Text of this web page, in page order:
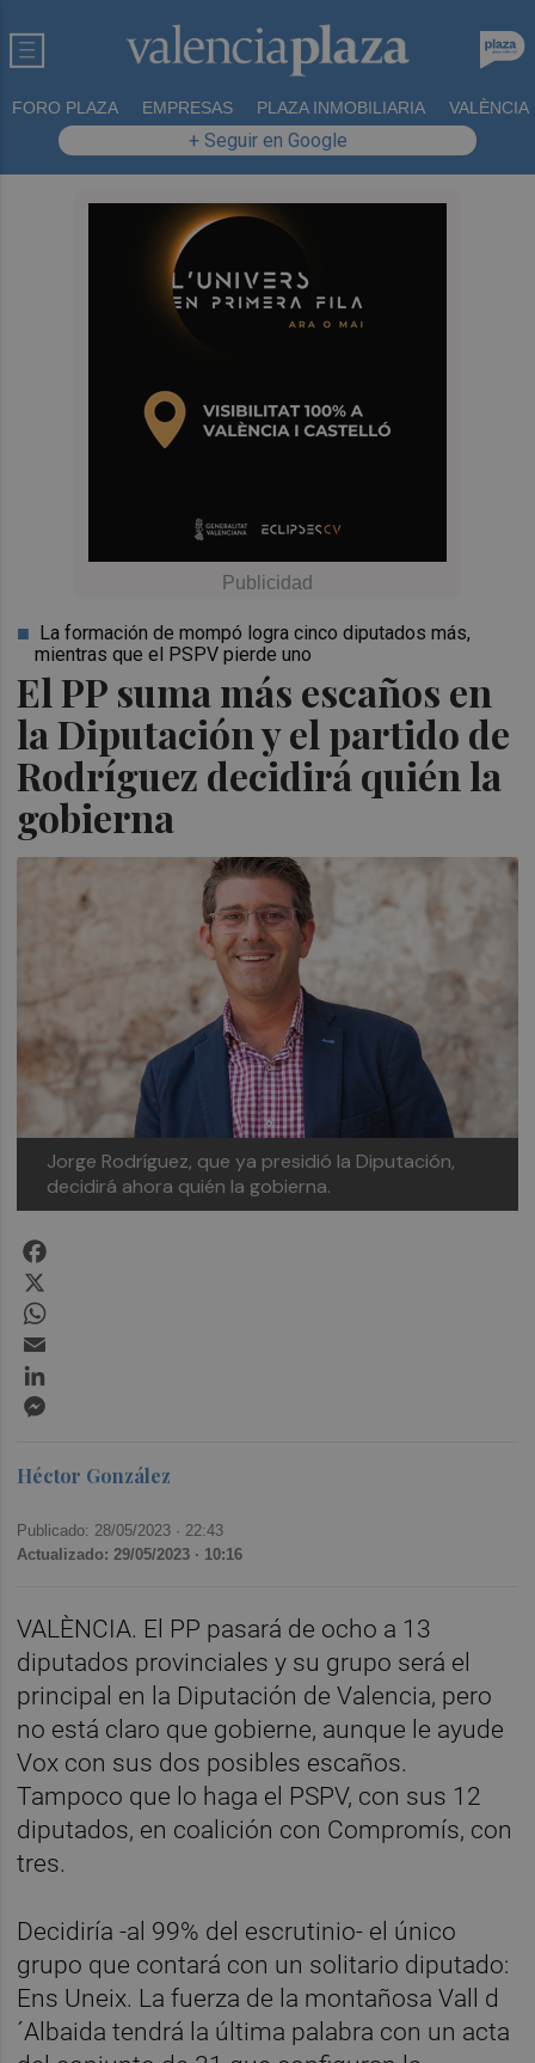
FORO PLAZA EMPRESAS PLAZA INMOBILIARIA VALÈNCIA
+ Seguir en Google
El PP suma más escaños en
la Diputación y el partido de
Rodríguez decidirá quién la
gobierna
La formación de mompó logra cinco diputados más,
mientras que el PSPV pierde uno
Jorge Rodríguez, que ya presidió la Diputación,
decidirá ahora quién la gobierna.
Héctor González
Publicado: 28/05/2023 · 22:43
Actualizado: 29/05/2023 · 10:16
VALÈNCIA. El PP pasará de ocho a 13
diputados provinciales y su grupo será el
principal en la Diputación de Valencia, pero
no está claro que gobierne, aunque le ayude
Vox con sus dos posibles escaños.
Tampoco que lo haga el PSPV, con sus 12
diputados, en coalición con Compromís, con
tres.
Decidiría -al 99% del escrutinio- el único
grupo que contará con un solitario diputado:
Ens Uneix. La fuerza de la montañosa Vall d
´Albaida tendrá la última palabra con un acta